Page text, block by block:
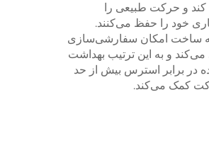
کند و حرکت طبیعی را
خود را حفظ می‌کنند.
ساخت امکان سفارشی‌سازی
و به این ترتیب بهداشت
در برابر استرس بیش از حد
کمک می‌کند.